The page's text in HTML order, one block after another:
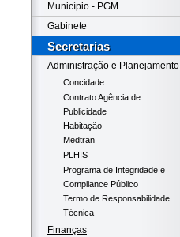
Município - PGM
Gabinete
Secretarias
Administração e Planejamento
Concidade
Contrato Agência de
Publicidade
Habitação
Medtran
PLHIS
Programa de Integridade e
Compliance Público
Termo de Responsabilidade
Técnica
Finanças